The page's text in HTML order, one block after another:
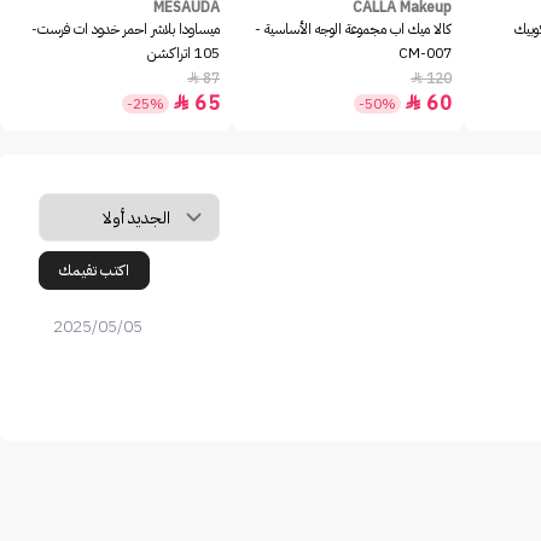
CALLA Makeup
كالا ميك اب مجموعة الوجه الأساسية -
CM-007
120

60

-50%
MESAUDA
ميساودا بلاشر احمر خدود ات فرست-
105 اتراكشن
87

65

-25%
اكتب تقيمك
2025/05/05